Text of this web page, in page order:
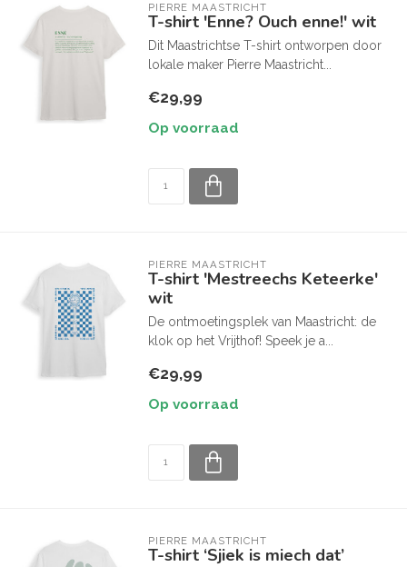
PIERRE MAASTRICHT
T-shirt 'Enne? Ouch enne!' wit
Dit Maastrichtse T-shirt ontworpen door
lokale maker Pierre Maastricht...
€29,99
Op voorraad
PIERRE MAASTRICHT
T-shirt 'Mestreechs Keteerke'
wit
De ontmoetingsplek van Maastricht: de
klok op het Vrijthof! Speek je a...
€29,99
Op voorraad
PIERRE MAASTRICHT
T-shirt ‘Sjiek is miech dat’